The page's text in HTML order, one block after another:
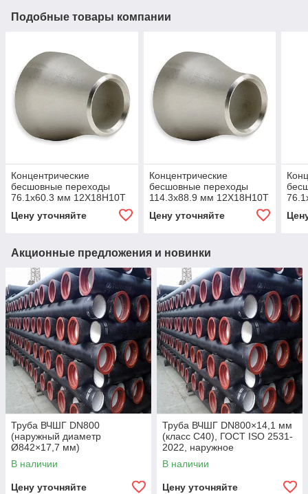
Подобные товары компании
Концентрические
бесшовные переходы
76.1x60.3 мм 12Х18Н10Т
Цену уточняйте
Концентрические
бесшовные переходы
114.3x88.9 мм 12Х18Н10Т
Цену уточняйте
Акционные предложения и новинки
Труба ВЧШГ DN800
(наружный диаметр
Ø842×17,7 мм)
В наличии
Цену уточняйте
Труба ВЧШГ DN800×14,1 мм
(класс C40), ГОСТ ISO 2531-
2022, наружное
полиуретановое покрытие,
внутреннее цементно-
В наличии
Цену уточняйте